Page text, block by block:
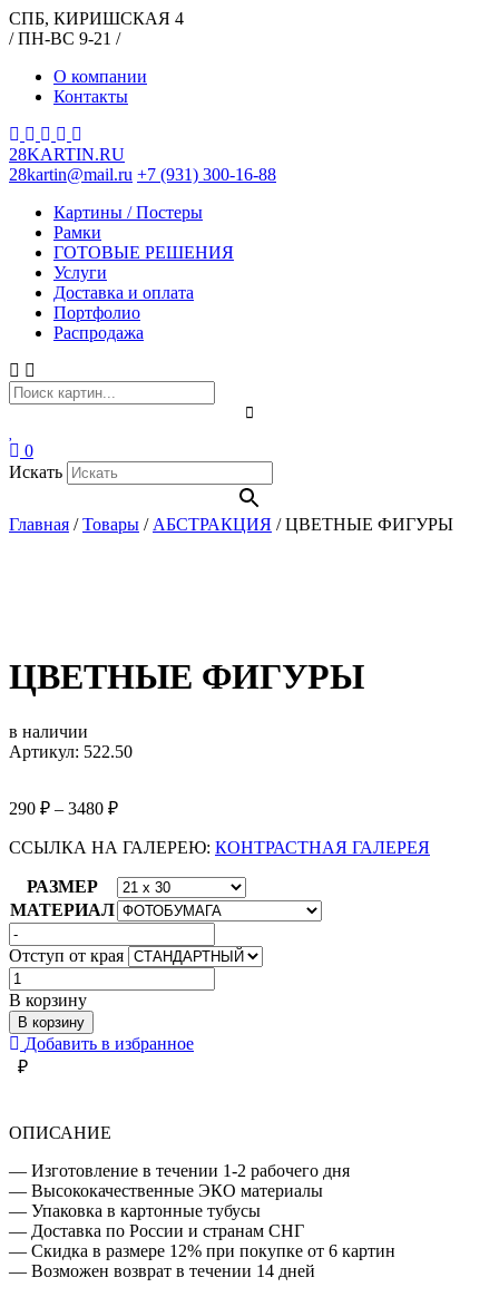
СПБ, КИРИШСКАЯ 4
/ ПН-ВС 9-21 /
О компании
Контакты
28KARTIN.RU
28kartin@mail.ru +7 (931) 300-16-88
Картины / Постеры
Рамки
ГОТОВЫЕ РЕШЕНИЯ
Услуги
Доставка и оплата
Портфолио
Распродажа
0
Искать
Главная /Товары / АБСТРАКЦИЯ /ЦВЕТНЫЕ ФИГУРЫ
ЦВЕТНЫЕ ФИГУРЫ
в наличии
Артикул: 522.50
290 ₽ – 3480 ₽
ССЫЛКА НА ГАЛЕРЕЮ: КОНТРАСТНАЯ ГАЛЕРЕЯ
РАЗМЕР
МАТЕРИАЛ
Отступ от края
Количество
товара
ЦВЕТНЫЕ
ФИГУРЫ
В корзину
В корзину
Добавить в избранное
₽
ОПИСАНИЕ
— Изготовление в течении 1-2 рабочего дня
— Высококачественные ЭКО материалы
— Упаковка в картонные тубусы
— Доставка по России и странам СНГ
— Скидка в размере 12% при покупке от 6 картин
— Возможен возврат в течении 14 дней